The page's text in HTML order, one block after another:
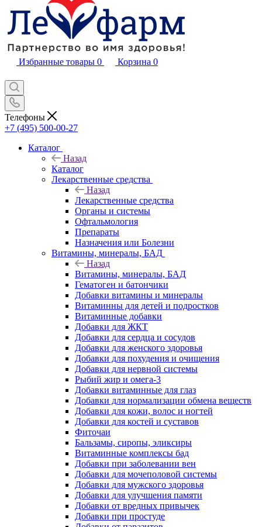
Избранные товары 0 Корзина 0
Телефоны
+7 (495) 500-00-27
Каталог
Назад
Каталог
Лекарственные средства
Назад
Лекарственные средства
Органы и системы
Офтальмология
Препараты
Назначения или Болезни
Витамины, минералы, БАД
Назад
Витамины, минералы, БАД
Гематоген и батончики
Добавки витамины и минералы
Витаминны для детей и подростков
Витаминные добавки
Добавки для ЖКТ
Добавки для сердца и сосудов
Добавки для женского здоровья
Добавки для похудения и очищения
Добавки для нервной системы
Рыбий жир и омега-3
Добавки витаминные для глаз
Добавки для нормализации обмена веществ
Добавки для кожи, волос и ногтей
Добавки для костей и суставов
Фиточаи
Бальзамы, сиропы, эликсиры
Витаминные комплексы бад
Добавки при заболевании вен
Добавки для мочеполовой системы
Добавки для мужского здоровья
Добавки для улучшения памяти
Добавки от вредных привычек
Добавки при простуде